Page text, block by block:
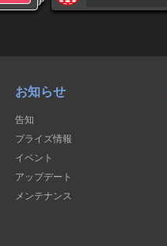
お知らせ
告知
プライズ情報
イベント
アップデート
メンテナンス